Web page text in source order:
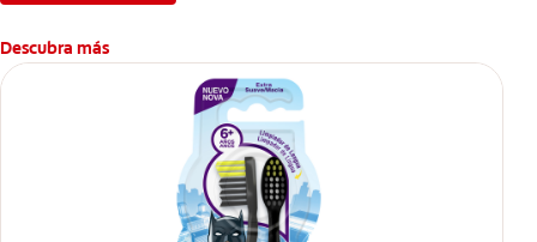
Descubra más